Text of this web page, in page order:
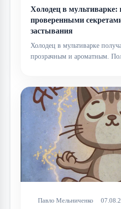
Холодец в мультиварке:
проверенными
застывания
Холодец в мультиварке
прозрачным и ароматным.
Павло Мельниченко